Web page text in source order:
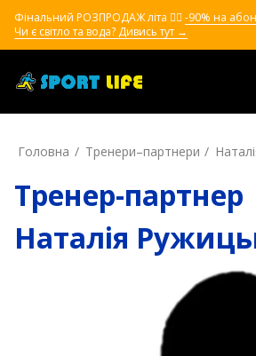
Фінальний РОЗПРОДАЖ літа ❤️‍🔥 -90% на
Чи є світло та вода? Дивись тут →
Головна Тренери–партнери
Тренер-партнер
Наталія